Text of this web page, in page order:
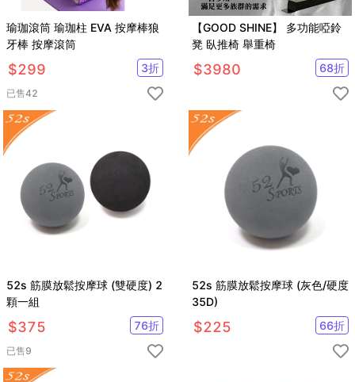
瑜珈滾筒 瑜珈柱 EVA 按摩棒狼
牙棒 按摩滾筒
$299 3折
已售42
【GOOD SHINE】 多功能啞鈴
凳 臥推椅 舉重椅
$3980 68折
52s 筋膜放鬆按摩球 (雙硬度) 2
顆一組
$375 76折
已售9
52s 筋膜放鬆按摩球 (灰色/硬度
35D)
$225 66折